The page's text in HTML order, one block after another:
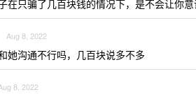
在只骗了几百块钱的情况下，是不会让你
Aug 8, 2022
她沟通不行吗，几百块说多不多
8, 2022